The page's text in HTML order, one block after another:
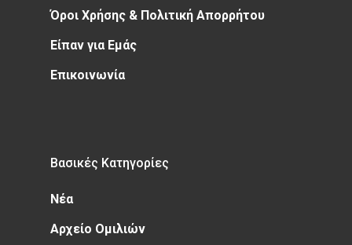
Όροι Χρήσης & Πολιτική Απορρήτου
Είπαν για Εμάς
Επικοινωνία
Βασικές Κατηγορίες
Νέα
Αρχείο Ομιλιών